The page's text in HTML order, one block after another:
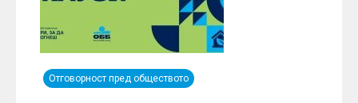
Отговорност пред обществото